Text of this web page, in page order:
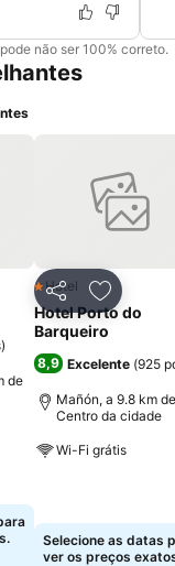
não ser 100% correto.
aos favoritos
)
de
Partilhar
1 Estrelas
Hotel
Hotel Porto do
Barqueiro
8,9 Excelente (925
Mañón, a 9.8 km de
Centro da cidade
Wi-Fi grátis
Selecione as datas
ver os preços